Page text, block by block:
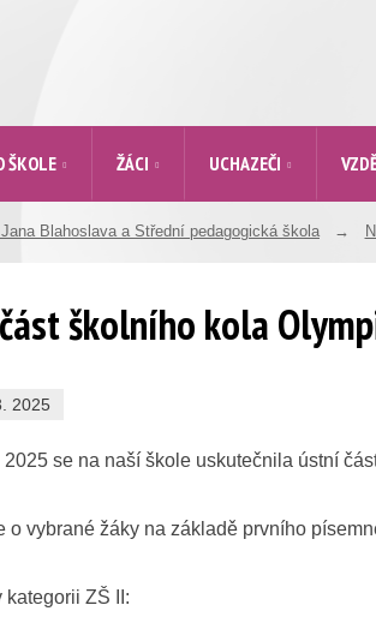
ŠKOLE ŽÁCI UCHAZEČI
Blahoslava a Střední pedagogická škola
školního kola
2025
2025 se na naší škole uskutečnila ústní
o vybrané žáky na základě prvního
kategorii ZŠ II: